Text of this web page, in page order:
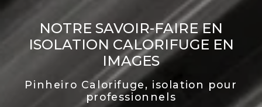
NOTRE SAVOIR-FAIRE EN
ISOLATION CALORIFUGE EN
IMAGES
Pinheiro Calorifuge, isolation pour
professionnels